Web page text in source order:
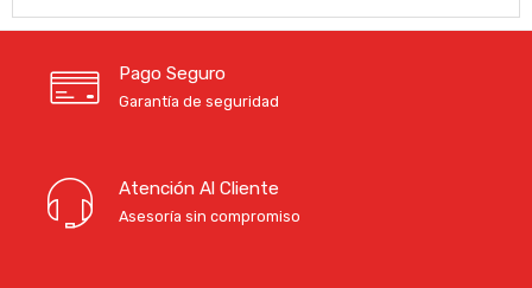
Pago Seguro
Garantía de seguridad
Atención Al Cliente
Asesoría sin compromiso